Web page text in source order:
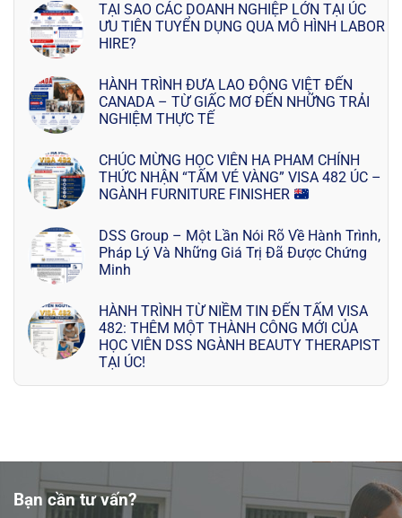
TẠI SAO CÁC DOANH NGHIỆP LỚN TẠI ÚC
ƯU TIÊN TUYỂN DỤNG QUA MÔ HÌNH LABOR
HIRE?
HÀNH TRÌNH ĐƯA LAO ĐỘNG VIỆT ĐẾN
CANADA – TỪ GIẤC MƠ ĐẾN NHỮNG TRẢI
NGHIỆM THỰC TẾ
CHÚC MỪNG HỌC VIÊN HA PHAM CHÍNH
THỨC NHẬN “TẤM VÉ VÀNG” VISA 482 ÚC –
NGÀNH FURNITURE FINISHER
DSS Group – Một Lần Nói Rõ Về Hành Trình,
Pháp Lý Và Những Giá Trị Đã Được Chứng
Minh
HÀNH TRÌNH TỪ NIỀM TIN ĐẾN TẤM VISA
482: THÊM MỘT THÀNH CÔNG MỚI CỦA
HỌC VIÊN DSS NGÀNH BEAUTY THERAPIST
TẠI ÚC!
Bạn cần tư vấn?